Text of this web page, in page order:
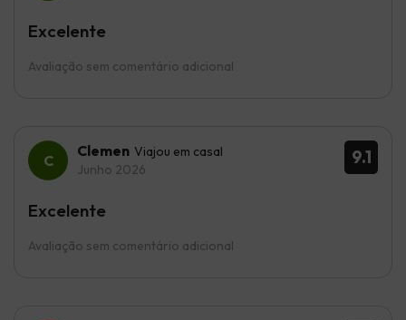
Avaliação sem comentário adicional
Excelente
9.1
Clemen Viajou em casal
Junho 2026
Avaliação sem comentário adicional
Excelente